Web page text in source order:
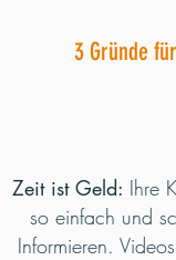
3 Gründe
Zeit ist Geld: Ihre
so einfach und
Informieren.